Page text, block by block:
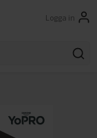
Logga in